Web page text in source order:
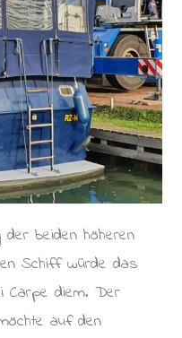
der beiden höheren
Schiff würde das
Carpe diem. Der
auf den